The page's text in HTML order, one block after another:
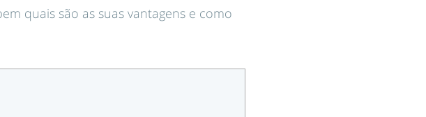
quais são as suas vantagens e como